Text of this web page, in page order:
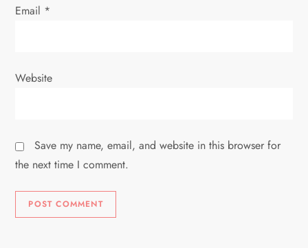
Email *
Website
Save my name, email, and website in this browser for
the next time I comment.